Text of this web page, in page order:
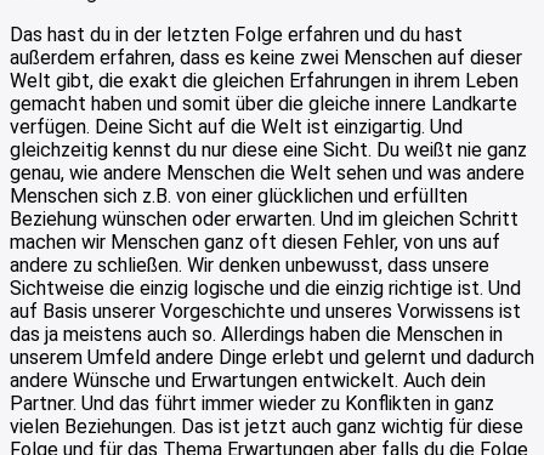
Das hast du in der letzten Folge erfahren und du hast
außerdem erfahren, dass es keine zwei Menschen auf dieser
Welt gibt, die exakt die gleichen Erfahrungen in ihrem Leben
gemacht haben und somit über die gleiche innere Landkarte
verfügen. Deine Sicht auf die Welt ist einzigartig. Und
gleichzeitig kennst du nur diese eine Sicht. Du weißt nie ganz
genau, wie andere Menschen die Welt sehen und was andere
Menschen sich z.B. von einer glücklichen und erfüllten
Beziehung wünschen oder erwarten. Und im gleichen Schritt
machen wir Menschen ganz oft diesen Fehler, von uns auf
andere zu schließen. Wir denken unbewusst, dass unsere
Sichtweise die einzig logische und die einzig richtige ist. Und
auf Basis unserer Vorgeschichte und unseres Vorwissens ist
das ja meistens auch so. Allerdings haben die Menschen in
unserem Umfeld andere Dinge erlebt und gelernt und dadurch
andere Wünsche und Erwartungen entwickelt. Auch dein
Partner. Und das führt immer wieder zu Konflikten in ganz
vielen Beziehungen. Das ist jetzt auch ganz wichtig für diese
Folge und für das Thema Erwartungen aber falls du die Folge